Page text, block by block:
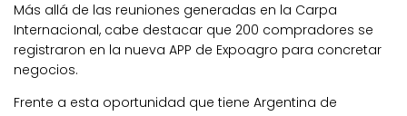
Más allá de las reuniones generadas en la Carpa
Internacional, cabe destacar que 200 compradores se
registraron en la nueva APP de Expoagro para concretar
negocios.
Frente a esta oportunidad que tiene Argentina de